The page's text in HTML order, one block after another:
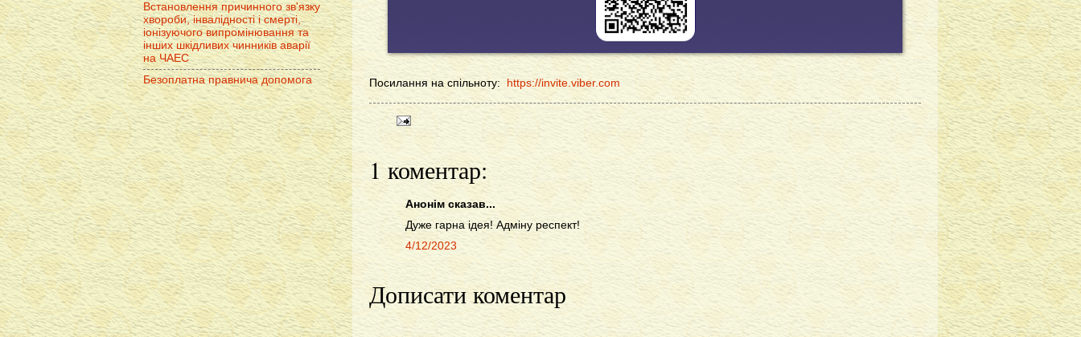
Посилання на спільноту: https://invite.viber.com
1 коментар:
Анонім сказав...
Дуже гарна ідея! Адміну респект!
4/12/2023
Дописати коментар
Встановлення причинного зв'язку
хвороби, інвалідності і смерті,
іонізуючого випромінювання та
інших шкідливих чинників аварії
на ЧАЕС
Безоплатна правнича допомога